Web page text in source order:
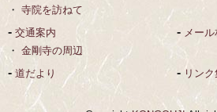
寺院を訪ねて
交通案内
金剛寺の周辺
メー
道だより リンク